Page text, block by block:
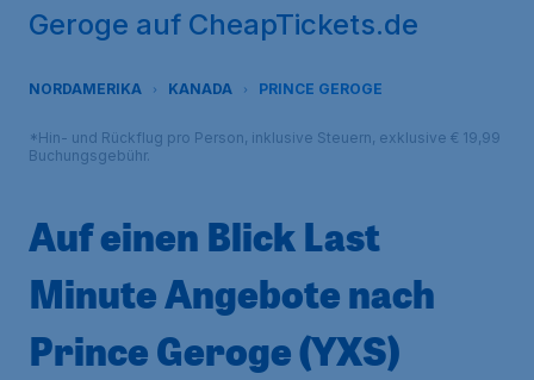
Geroge auf CheapTickets.de
NORDAMERIKA KANADA PRINCE GEROGE
*Hin- und Rückflug pro Person, inklusive Steuern, exklusive € 19,99
Buchungsgebühr.
Auf einen Blick Last
Minute Angebote nach
Prince Geroge (YXS)